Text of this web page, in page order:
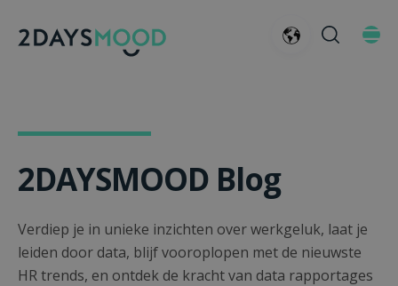
2DAYSMOOD Blog
Verdiep je in unieke inzichten over werkgeluk, laat je
leiden door data, blijf vooroplopen met de nieuwste
HR trends, en ontdek de kracht van data rapportages